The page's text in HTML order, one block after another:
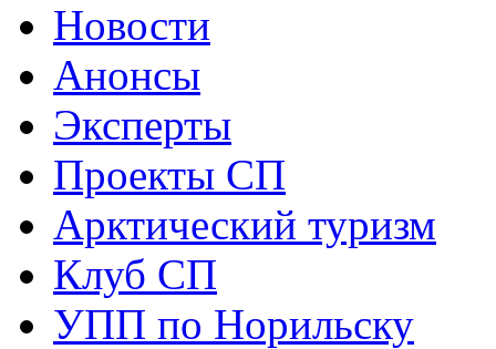
Новости
Анонсы
Эксперты
Проекты СП
Арктический туризм
Клуб СП
УПП по Норильску